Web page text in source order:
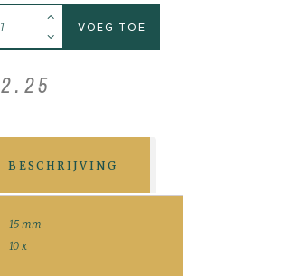
VOEG TOE
2. 25
BESCHRIJVING
15 mm
10 x